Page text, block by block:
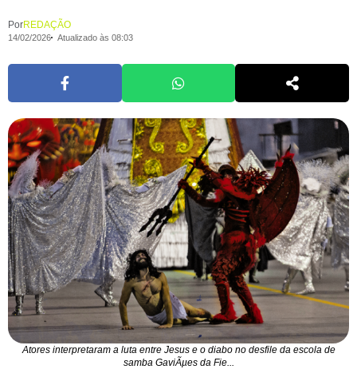
PorREDAÇÃO
14/02/2026 Atualizado às 08:03
Atores interpretaram a luta entre Jesus e o diabo no desfile da escola de
samba GaviÃµes da Fie...